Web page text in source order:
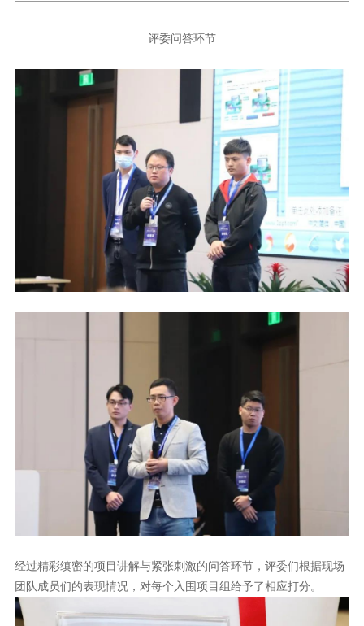
评委问答环节
团队成员们的表现情况，对每个入围项目组给予了相应打分。